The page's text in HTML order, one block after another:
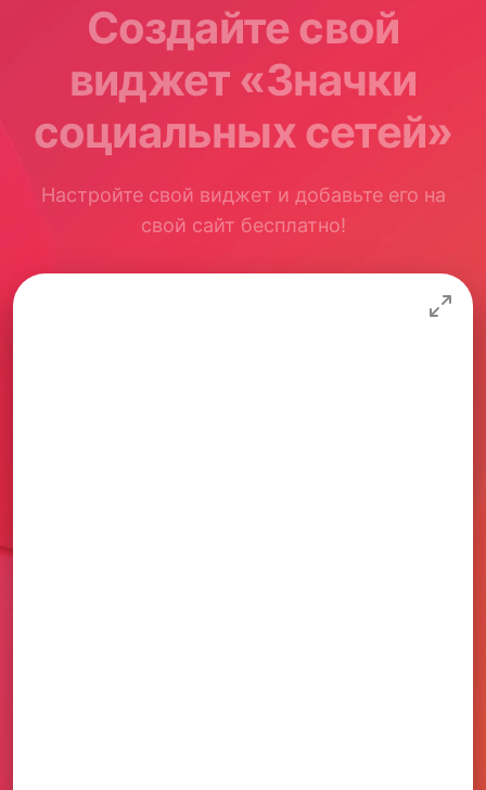
Создайте свой
виджет «Значки
социальных сетей»
Настройте свой виджет и добавьте его на
свой сайт бесплатно!